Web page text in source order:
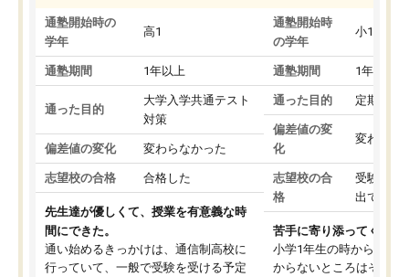
通塾開始時の
学年
高1
通塾期間 1年以上
通った目的
大学入学共通テスト
対策
偏差値の変化 変わらなかった
志望校の合格 合格した
先生達が優しくて、授業を有意義な時
間にできた。
通い始めるきっかけは、通信制高校に
行っていて、一般で受験を受ける予定
通塾開始時
の学年
小1
通塾期間 1年以上
通った目的 定期テス
偏差値の変
化
変わらな
志望校の合
格
受験して
出ていな
苦手に寄り添ってくれる
小学1年生の時から通っ
からないところはその都